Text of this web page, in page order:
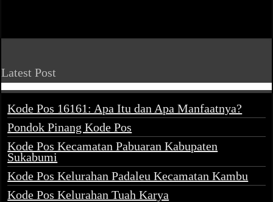
Latest Post
Kode Pos 16161: Apa Itu dan Apa Manfaatnya?
Pondok Pinang Kode Pos
Kode Pos Kecamatan Pabuaran Kabupaten
Sukabumi
Kode Pos Kelurahan Padaleu Kecamatan Kambu
Kode Pos Kelurahan Tuah Karya